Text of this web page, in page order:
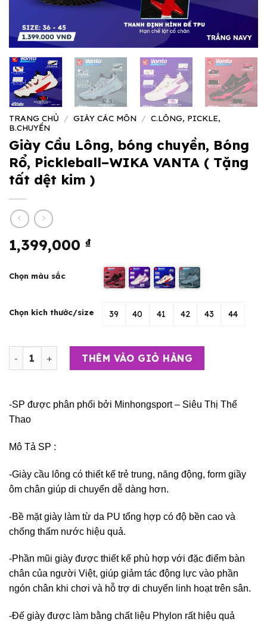
TRANG CHỦ / GIÀY CÁC MÔN / C.LÔNG, PICKLE,
B.CHUYỀN
Giày Cầu Lông, bóng chuyền, Bóng
Rổ, Pickleball–WIKA VANTA ( Tặng
tất dệt kim )
1,399,000 ₫
Chọn màu sắc
Chọn kích thước/size 39 40 41 42 43 44
Giày Cầu Lông, bóng chuyền, Bóng Rổ, Pickleball--
THÊM VÀO GIỎ HÀNG
-SP được phân phối bởi Minhongsport – Siêu Thị Thể
Thao
Mô Tả SP :
-Giày cầu lông có thiết kế trẻ trung, năng động, form giầy
ôm chân giúp di chuyển dễ dàng hơn.
-Bề mặt giày làm từ da PU tổng hợp có độ bền cao và
chống thấm nước hiệu quả.
-Phần mũi giày được thiết kế phù hợp với đặc điểm bàn
chân của người Việt, giúp giảm tác động lực vào phần
ngón chân khi chơi và hỗ trợ di chuyển linh hoạt trên sân.
-Đế giày được làm bằng chất liệu Phylon rất hiệu quả